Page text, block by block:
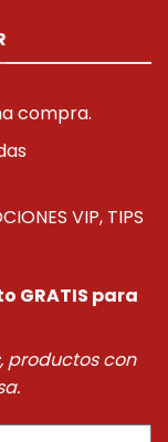
compra.
VIP, TIPS
GRATIS para
productos con